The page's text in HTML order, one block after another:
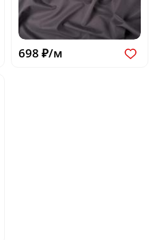
698 ₽/м